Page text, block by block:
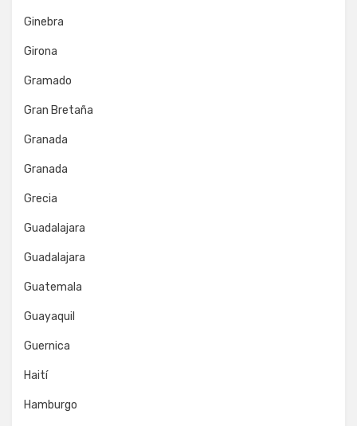
Ginebra
Girona
Gramado
Gran Bretaña
Granada
Granada
Grecia
Guadalajara
Guadalajara
Guatemala
Guayaquil
Guernica
Haití
Hamburgo